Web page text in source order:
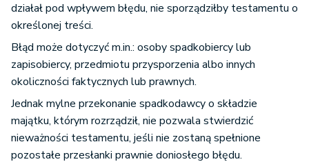
działał pod wpływem błędu, nie sporządziłby testamentu o
określonej treści.
Błąd może dotyczyć m.in.: osoby spadkobiercy lub
zapisobiercy, przedmiotu przysporzenia albo innych
okoliczności faktycznych lub prawnych.
Jednak mylne przekonanie spadkodawcy o składzie
majątku, którym rozrządził, nie pozwala stwierdzić
nieważności testamentu, jeśli nie zostaną spełnione
pozostałe przesłanki prawnie doniosłego błędu.